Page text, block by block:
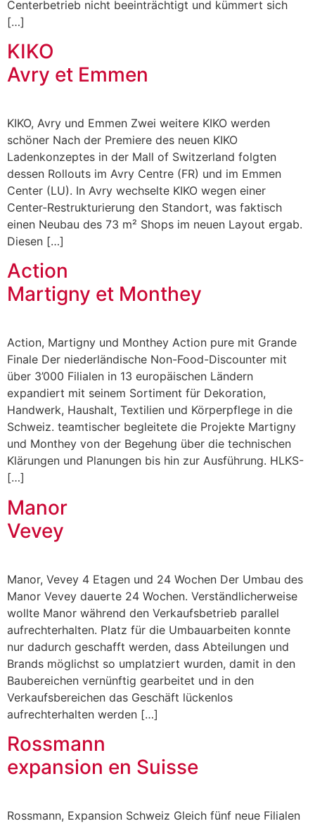
Centerbetrieb nicht beeinträchtigt und kümmert sich
[…]
KIKO
Avry et Emmen
KIKO, Avry und Emmen Zwei weitere KIKO werden
schöner Nach der Premiere des neuen KIKO
Ladenkonzeptes in der Mall of Switzerland folgten
dessen Rollouts im Avry Centre (FR) und im Emmen
Center (LU). In Avry wechselte KIKO wegen einer
Center-Restrukturierung den Standort, was faktisch
einen Neubau des 73 m² Shops im neuen Layout ergab.
Diesen […]
Action
Martigny et Monthey
Action, Martigny und Monthey Action pure mit Grande
Finale Der niederländische Non-Food-Discounter mit
über 3’000 Filialen in 13 europäischen Ländern
expandiert mit seinem Sortiment für Dekoration,
Handwerk, Haushalt, Textilien und Körperpflege in die
Schweiz. teamtischer begleitete die Projekte Martigny
und Monthey von der Begehung über die technischen
Klärungen und Planungen bis hin zur Ausführung. HLKS-
[…]
Manor
Vevey
Manor, Vevey 4 Etagen und 24 Wochen Der Umbau des
Manor Vevey dauerte 24 Wochen. Verständlicherweise
wollte Manor während den Verkaufsbetrieb parallel
aufrechterhalten. Platz für die Umbauarbeiten konnte
nur dadurch geschafft werden, dass Abteilungen und
Brands möglichst so umplatziert wurden, damit in den
Baubereichen vernünftig gearbeitet und in den
Verkaufsbereichen das Geschäft lückenlos
aufrechterhalten werden […]
Rossmann
expansion en Suisse
Rossmann, Expansion Schweiz Gleich fünf neue Filialen